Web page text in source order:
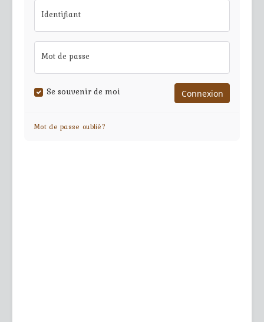
Identifiant
Mot de passe
Se souvenir de moi
Mot de passe oublié?